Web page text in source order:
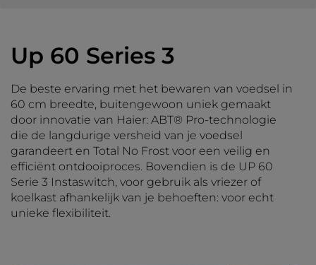
Up 60 Series 3
De beste ervaring met het bewaren van voedsel in
60 cm breedte, buitengewoon uniek gemaakt
door innovatie van Haier: ABT® Pro-technologie
die de langdurige versheid van je voedsel
garandeert en Total No Frost voor een veilig en
efficiënt ontdooiproces. Bovendien is de UP 60
Serie 3 Instaswitch, voor gebruik als vriezer of
koelkast afhankelijk van je behoeften: voor echt
unieke flexibiliteit.